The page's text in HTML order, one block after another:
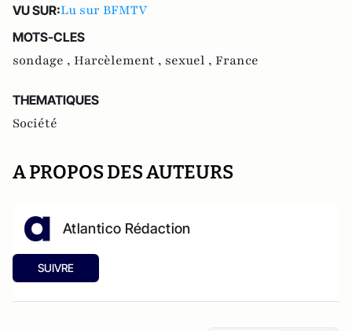
VU SUR:Lu sur BFMTV
MOTS-CLES
sondage , Harcèlement , sexuel , France
THEMATIQUES
Société
A PROPOS DES AUTEURS
Atlantico Rédaction
SUIVRE